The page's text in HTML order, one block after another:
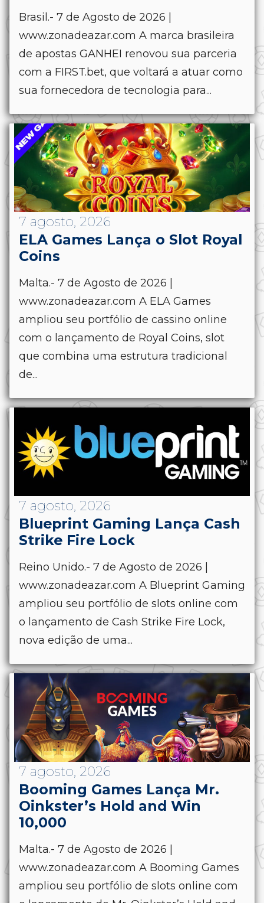
Brasil.- 7 de Agosto de 2026 |
www.zonadeazar.com A marca brasileira
de apostas GANHEI renovou sua parceria
com a FIRST.bet, que voltará a atuar como
sua fornecedora de tecnologia para...
7 agosto, 2026
ELA Games Lança o Slot Royal
Coins
Malta.- 7 de Agosto de 2026 |
www.zonadeazar.com A ELA Games
ampliou seu portfólio de cassino online
com o lançamento de Royal Coins, slot
que combina uma estrutura tradicional
de...
7 agosto, 2026
Blueprint Gaming Lança Cash
Strike Fire Lock
Reino Unido.- 7 de Agosto de 2026 |
www.zonadeazar.com A Blueprint Gaming
ampliou seu portfólio de slots online com
o lançamento de Cash Strike Fire Lock,
nova edição de uma...
7 agosto, 2026
Booming Games Lança Mr.
Oinkster’s Hold and Win
10,000
Malta.- 7 de Agosto de 2026 |
www.zonadeazar.com A Booming Games
ampliou seu portfólio de slots online com